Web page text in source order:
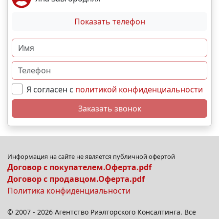
Показать телефон
Я согласен с политикой конфиденциальности
Заказать звонок
Информация на сайте не является публичной офертой
Договор с покупателем.Оферта.pdf
Договор с продавцом.Оферта.pdf
Политика конфиденциальности
© 2007 - 2026 Агентство Риэлторского Консалтинга. Все